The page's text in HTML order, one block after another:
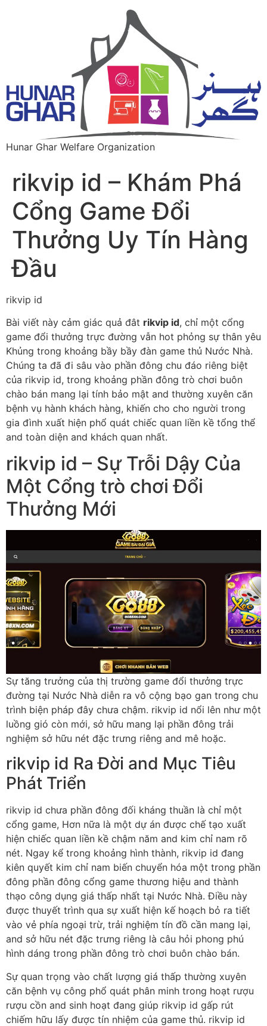
Hunar Ghar Welfare Organization
rikvip id – Khám Phá
Cổng Game Đổi
Thưởng Uy Tín Hàng
Đầu
rikvip id
Bài viết này cảm giác quả đât rikvip id, chỉ một cổng
game đổi thưởng trực đường vẫn hot phỏng sự thân yêu
Khủng trong khoảng bầy bầy đàn game thủ Nước Nhà.
Chúng ta đã đi sâu vào phần đông chu đáo riêng biệt
của rikvip id, trong khoảng phần đông trò chơi buôn
chào bán mang lại tính bảo mật and thường xuyên căn
bệnh vụ hành khách hàng, khiến cho cho người trong
gia đình xuất hiện phổ quát chiếc quan liền kề tổng thể
and toàn diện and khách quan nhất.
rikvip id – Sự Trỗi Dậy Của
Một Cổng trò chơi Đổi
Thưởng Mới
Sự tăng trưởng của thị trường game đổi thưởng trực
đường tại Nước Nhà diễn ra vô cộng bạo gan trong chu
trình biện pháp đây chưa chậm. rikvip id nổi lên như một
luồng gió còn mới, sở hữu mang lại phần đông trải
nghiệm sở hữu nét đặc trưng riêng and mê hoặc.
rikvip id Ra Đời and Mục Tiêu
Phát Triển
rikvip id chưa phần đông đối kháng thuần là chỉ một
cổng game, Hơn nữa là một dự án được chế tạo xuất
hiện chiếc quan liền kề chậm năm and kim chỉ nam rõ
nét. Ngay kể trong khoảng hình thành, rikvip id đang
kiên quyết kim chỉ nam biến chuyển hóa một trong phần
đông phần đông cổng game thương hiệu and thành
thạo công dụng giá thấp nhất tại Nước Nhà. Điều này
được thuyết trình qua sự xuất hiện kế hoạch bỏ ra tiết
vào vẻ phía ngoại trừ, trải nghiệm tín đồ cần mang lại,
and sở hữu nét đặc trưng riêng là câu hỏi phong phú
hình dáng trong phần đông trò chơi buôn chào bán.
Sự quan trọng vào chất lượng giá thấp thường xuyên
căn bệnh vụ công phổ quát phân minh trong hoạt rượu
rượu cồn and sinh hoạt đang giúp rikvip id gấp rút
chiếm hữu lấy được tín nhiệm của game thủ. rikvip id